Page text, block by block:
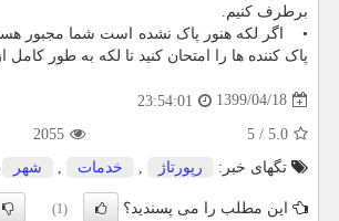
برطرف کنیم.
• اگر لکه هنور پاک نشده است شما مجبور
پاک کننده ها را امتحان کنید تا لکه به طور کامل
1399/04/18
23:54:01
5.0
/
5
2055
تگهای خبر:
رپورتاژ خدمات شهر
این مطلب را می پسندید؟ (1)